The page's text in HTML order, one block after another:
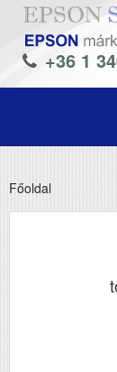
+36 1
Főoldal